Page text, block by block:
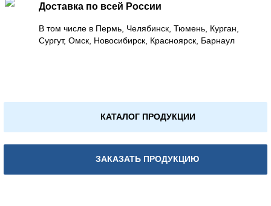
Доставка по всей России
В том числе в Пермь, Челябинск, Тюмень, Курган,
Сургут, Омск, Новосибирск, Красноярск, Барнаул
КАТАЛОГ ПРОДУКЦИИ
ЗАКАЗАТЬ ПРОДУКЦИЮ